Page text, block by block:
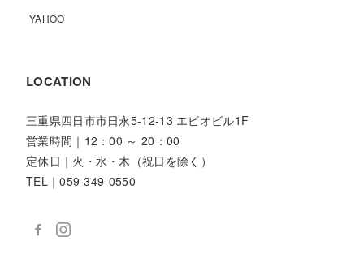
YAHOO
LOCATION
三重県四日市市日永5-12-13 エビオビル1F
営業時間｜12：00 ～ 20：00
定休日｜火・水・木（祝日を除く）
TEL｜059-349-0550